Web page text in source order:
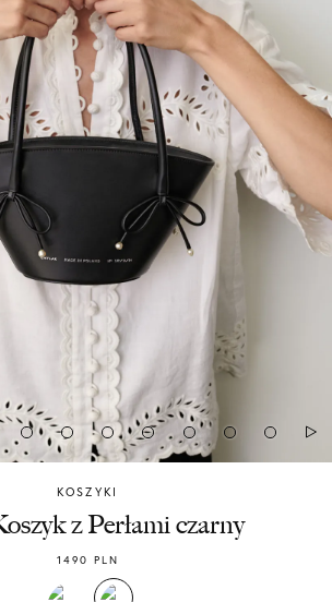
KOSZYKI
z Perłami czarny
1490 PLN